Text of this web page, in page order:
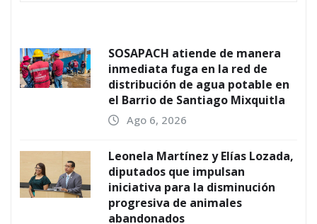
SOSAPACH atiende de manera
inmediata fuga en la red de
distribución de agua potable en
el Barrio de Santiago Mixquitla
Ago 6, 2026
Leonela Martínez y Elías Lozada,
diputados que impulsan
iniciativa para la disminución
progresiva de animales
abandonados